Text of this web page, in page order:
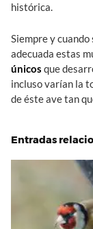
histórica.
Siempre y
adecuada estas
únicos que
incluso varían la
de éste ave tan
Entradas